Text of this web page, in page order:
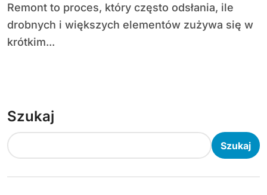
Remont to proces, który często odsłania, ile
drobnych i większych elementów zużywa się w
krótkim...
Szukaj
Szukaj